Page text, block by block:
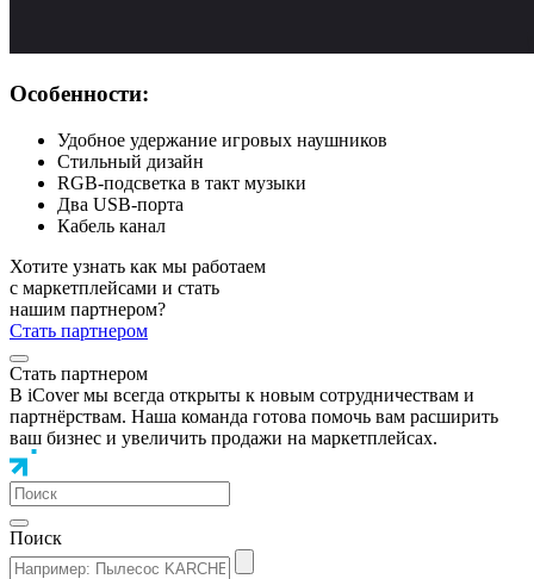
Особенности:
Удобное удержание игровых наушников
Стильный дизайн
RGB-подсветка в такт музыки
Два USB-порта
Кабель канал
Хотите узнать как мы работаем
с маркетплейсами и стать
нашим партнером?
Стать партнером
Стать партнером
В iCover мы всегда открыты к новым сотрудничествам и
партнёрствам. Наша команда готова помочь вам расширить
ваш бизнес и увеличить продажи на маркетплейсах.
Поиск